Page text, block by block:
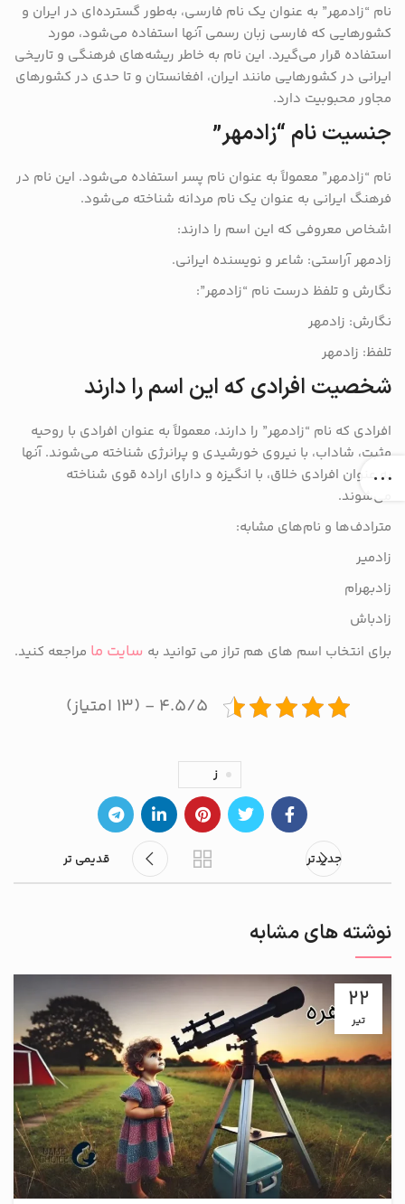
نام “زادمهر” به عنوان یک نام فارسی، به‌طور گسترده‌ای در ایران و
کشورهایی که فارسی زبان رسمی آنها استفاده می‌شود، مورد
استفاده قرار می‌گیرد. این نام به خاطر ریشه‌های فرهنگی و تاریخی
ایرانی در کشورهایی مانند ایران، افغانستان و تا حدی در کشورهای
مجاور محبوبیت دارد.
جنسیت نام “زادمهر”
نام “زادمهر” معمولاً به عنوان نام پسر استفاده می‌شود. این نام در
فرهنگ ایرانی به عنوان یک نام مردانه شناخته می‌شود.
اشخاص معروفی که این اسم را دارند:
زادمهر آراستی: شاعر و نویسنده ایرانی.
نگارش و تلفظ درست نام “زادمهر”:
نگارش: زادمهر
تلفظ: زادمهر
شخصیت افرادی که این اسم را دارند
افرادی که نام “زادمهر” را دارند، معمولاً به عنوان افرادی با روحیه
مثبت، شاداب، با نیروی خورشیدی و پرانرژی شناخته می‌شوند. آنها
به عنوان افرادی خلاق، با انگیزه و دارای اراده قوی شناخته
می‌شوند.
مترادف‌ها و نام‌های مشابه:
زادمیر
زادبهرام
زادباش
برای انتخاب اسم های هم تراز می توانید به سایت ما مراجعه کنید.
۴.۵/۵ - (۱۳ امتیاز)
ز
جدیدتر قدیمی تر
نوشته های مشابه
22
تیر